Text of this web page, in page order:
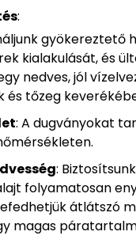
:
gyökereztető
kialakulását, és
nedves, jól
és tőzeg
: A dugványokat
:
folyamatosan
átlátszó
magas